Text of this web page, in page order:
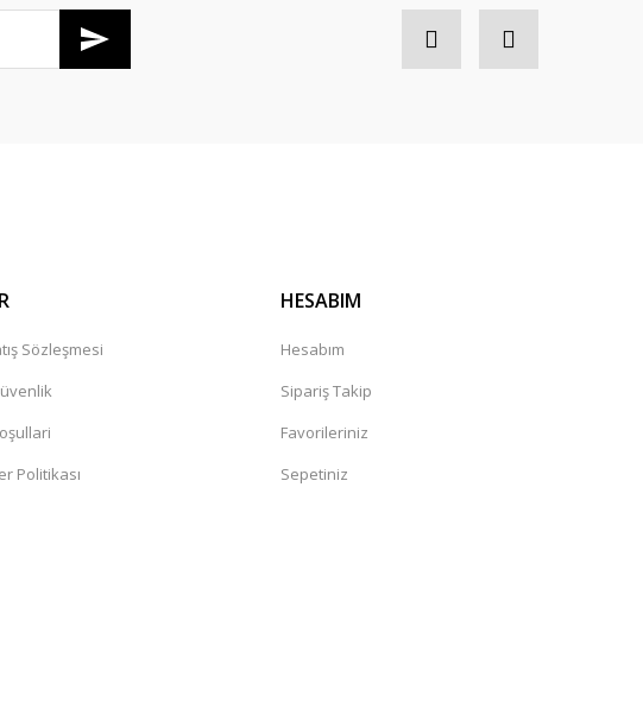
Sözleşmesi
Politikası
HESABIM
Hesabım
Sipariş Takip
Favorileriniz
Sepetiniz